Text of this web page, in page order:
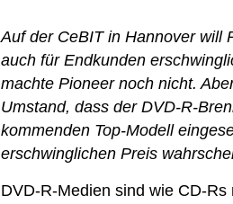
Auf der CeBIT in Hannover will
auch für Endkunden
machte Pioneer noch nicht.
Umstand, dass der DVD-R-
kommenden Top-Modell
erschwinglichen Preis
DVD-R-Medien sind wie CD-